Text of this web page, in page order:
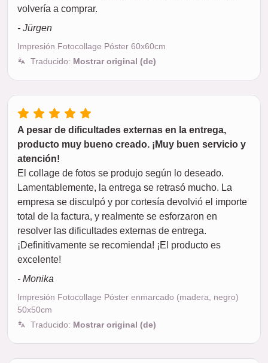
volvería a comprar.
- Jürgen
Impresión Fotocollage Póster 60x60cm
Traducido: Mostrar original (de)
A pesar de dificultades externas en la entrega,
producto muy bueno creado. ¡Muy buen servicio y
atención!
El collage de fotos se produjo según lo deseado.
Lamentablemente, la entrega se retrasó mucho. La
empresa se disculpó y por cortesía devolvió el importe
total de la factura, y realmente se esforzaron en
resolver las dificultades externas de entrega.
¡Definitivamente se recomienda! ¡El producto es
excelente!
- Monika
Impresión Fotocollage Póster enmarcado (madera, negro)
50x50cm
Traducido: Mostrar original (de)